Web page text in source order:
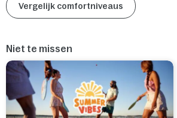
Vergelijk comfortniveaus
Niet te missen